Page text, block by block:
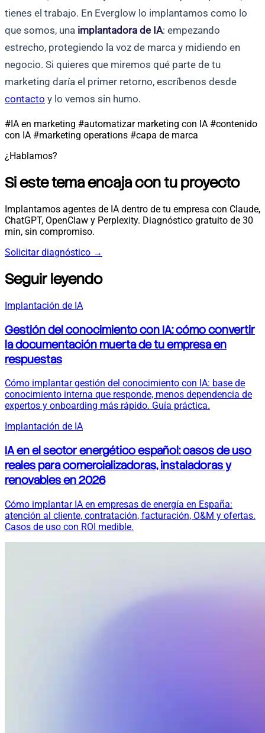
tienes el trabajo. En Everglow lo implantamos como lo
que somos, una implantadora de IA: empezando
estrecho, protegiendo la voz de marca y midiendo en
negocio. Si quieres que miremos qué parte de tu
marketing daría el primer retorno, escríbenos desde
contacto y lo vemos sin humo.
#IA en marketing #automatizar marketing con IA #contenido
con IA #marketing operations #capa de marca
¿Hablamos?
Si este tema encaja con tu proyecto
Implantamos agentes de IA dentro de tu empresa con Claude,
ChatGPT, OpenClaw y Perplexity. Diagnóstico gratuito de 30
min, sin compromiso.
Solicitar diagnóstico →
Seguir leyendo
Implantación de IA
Gestión del conocimiento con IA: cómo convertir
la documentación muerta de tu empresa en
respuestas
Cómo implantar gestión del conocimiento con IA: base de
conocimiento interna que responde, menos dependencia de
expertos y onboarding más rápido. Guía práctica.
Implantación de IA
IA en el sector energético español: casos de uso
reales para comercializadoras, instaladoras y
renovables en 2026
Cómo implantar IA en empresas de energía en España:
atención al cliente, contratación, facturación, O&M y ofertas.
Casos de uso con ROI medible.